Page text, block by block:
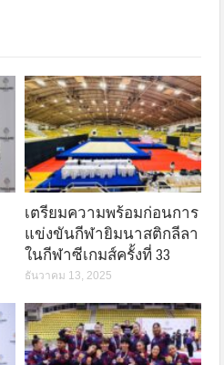
เตรียมความพร้อมก่อนการ
แข่งขันกีฬายิมนาสติกลีลา
ในกีฬาซีเกมส์ครั้งที่ 33
ธันวาคม 13, 2025